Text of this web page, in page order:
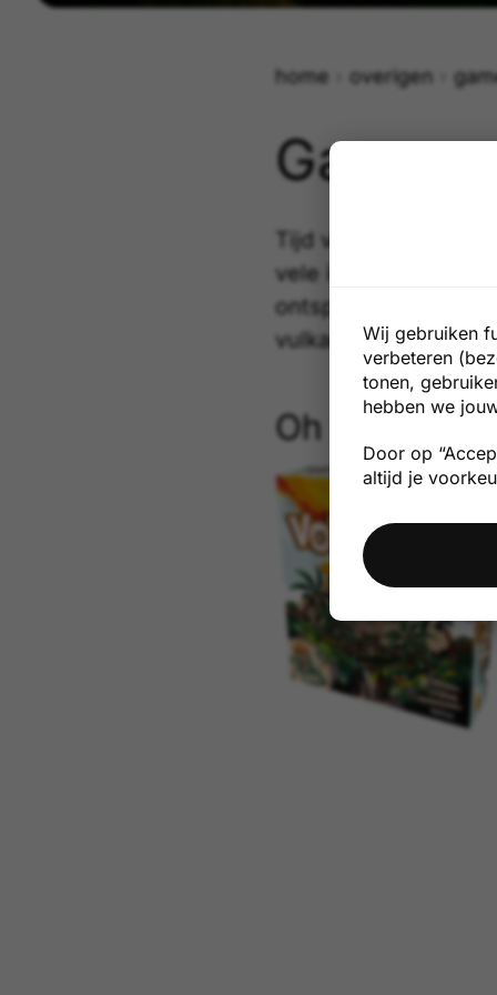
home overigen
Games
Tijd voor
vele interessante
ontspannen is het
vulkaangame.
Oh No
Wij gebruiken
verbeteren
tonen,
hebben we
Door op
altijd je